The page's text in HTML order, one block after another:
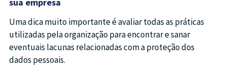
Uma dica muito importante é avaliar todas as práticas
utilizadas pela organização para encontrar e sanar
eventuais lacunas relacionadas com a proteção dos
dados pessoais.